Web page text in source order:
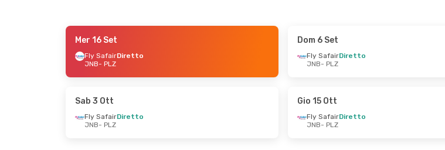
- Dom 23 Ago
Mer 16 Set
Fly SafairDiretto
JNB- PLZ
Dom 6 Set
Fly SafairDiretto
JNB- PLZ
Sab 3 Ott
Fly SafairDiretto
JNB- PLZ
Gio 15 Ott
Fly SafairDiretto
JNB- PLZ